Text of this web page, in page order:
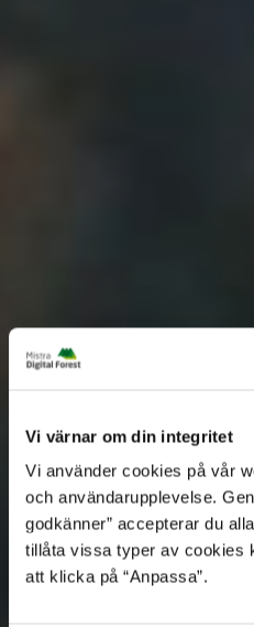
Vi värnar om din integritet
Vi använder cookies på vår
och användarupplevelse.
godkänner” accepterar du
tillåta vissa typer av cookies
att klicka på “Anpassa”.
Ett